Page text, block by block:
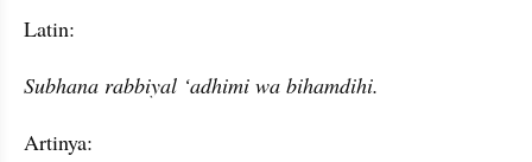
Latin:
Subhana rabbiyal ‘adhimi wa bihamdihi.
Artinya: